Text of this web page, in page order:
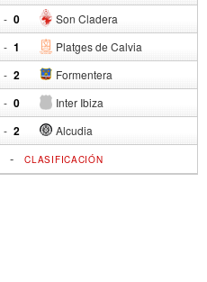
- Son Cladera
0
- Platges de Calvia
1
- Formentera
2
- Inter Ibiza
0
- Alcudia
2
-CLASIFICACIÓN